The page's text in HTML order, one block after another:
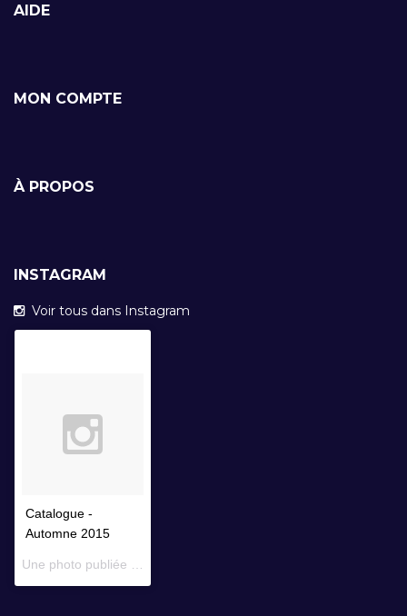
AIDE
MON COMPTE
À PROPOS
INSTAGRAM
Voir tous dans Instagram
Catalogue -
Automne 2015